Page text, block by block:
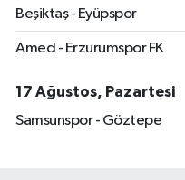
Beşiktaş - Eyüpspor
Amed - Erzurumspor FK
17 Ağustos, Pazartesi
Samsunspor - Göztepe